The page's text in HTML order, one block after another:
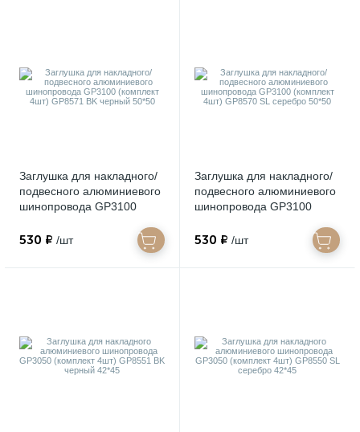
Заглушка для накладного/
подвесного алюминиевого
шинопровода GP3100
черный 50*50
530 ₽ /шт
Заглушка для накладного/
подвесного алюминиевого
шинопровода GP3100
серебро 50*50
530 ₽ /шт